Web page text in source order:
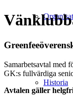
Historia
Samarbetsavtal med
GK:s fullvärdiga
Avtalen gäller